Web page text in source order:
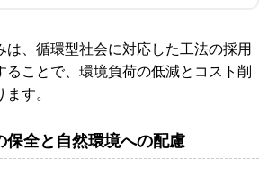
は、循環型社会に対応した工法の採用
ることで、環境負荷の低減とコスト削
す。
保全と自然環境への配慮